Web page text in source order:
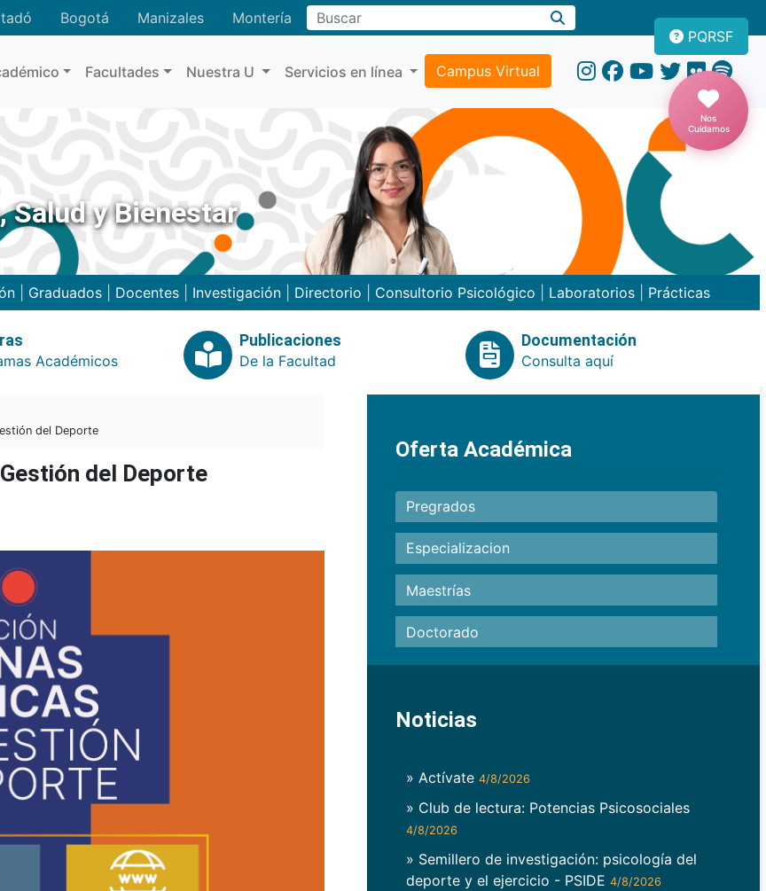
Bogotá Manizales MonteríaBuscar
Facultades Nuestra U Servicios en línea Campus Virtual
PQRSF
Nos
Cuidamos
Salud y Bienestar
| Graduados| Docentes| Investigación| Directorio Consultorio Psicológico Laboratorios| Prácticas
Académicos
Publicaciones
De la Facultad
Documentación
Consulta aquí
del Deporte
del Deporte
Oferta Académica
Pregrados
Especializacion
Maestrías
Doctorado
Noticias
» Actívate 4/8/2026
» Club de lectura: Potencias Psicosociales
4/8/2026
» Semillero de investigación: psicología del
deporte y el ejercicio - PSIDE 4/8/2026